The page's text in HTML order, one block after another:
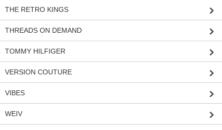
THE RETRO KINGS
THREADS ON DEMAND
TOMMY HILFIGER
VERSION COUTURE
VIBES
WEIV